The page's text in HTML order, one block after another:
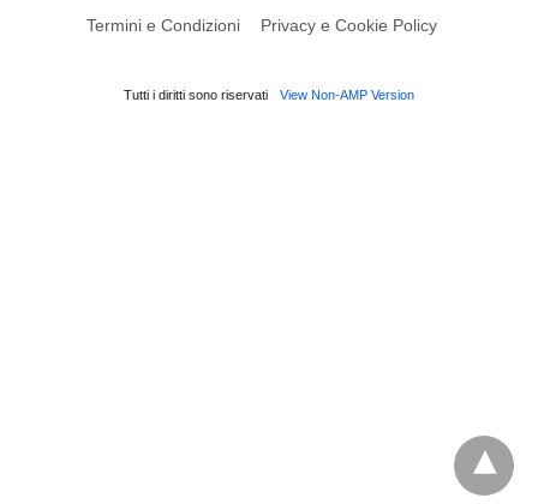
Termini e Condizioni Privacy e Cookie Policy
Tutti i diritti sono riservati View Non-AMP Version